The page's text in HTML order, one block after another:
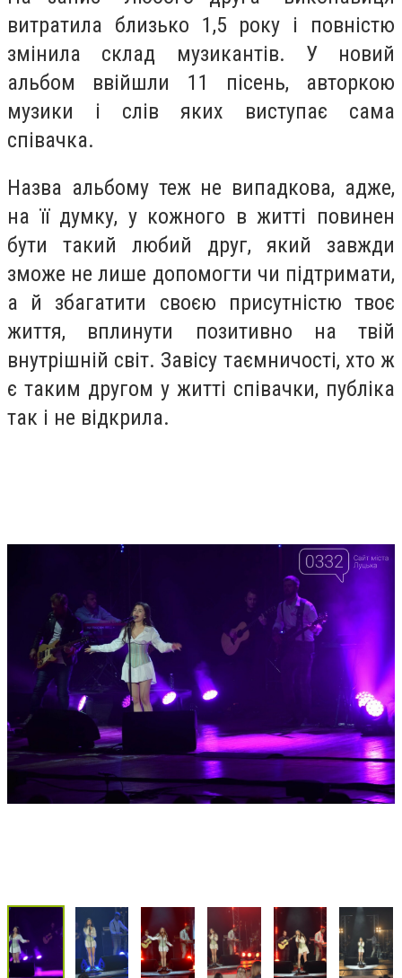
витратила близько 1,5 року і повністю
змінила склад музикантів. У новий
альбом ввійшли 11 пісень, авторкою
музики і слів яких виступає сама
співачка.
Назва альбому теж не випадкова, адже,
на її думку, у кожного в житті повинен
бути такий любий друг, який завжди
зможе не лише допомогти чи підтримати,
а й збагатити своєю присутністю твоє
життя, вплинути позитивно на твій
внутрішній світ. Завісу таємничості, хто ж
є таким другом у житті співачки, публіка
так і не відкрила.